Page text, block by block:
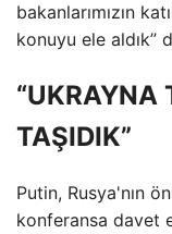
bakanlarımızın
konuyu ele aldık”
“UKRAYNA
TAŞIDIK”
Putin, Rusya'nın
konferansa davet